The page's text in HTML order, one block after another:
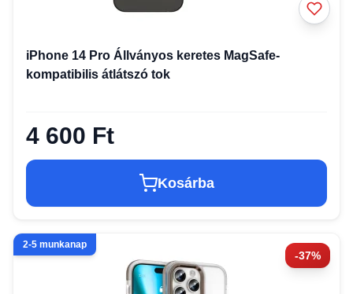
iPhone 14 Pro Állványos keretes MagSafe-
kompatibilis átlátszó tok
4 600 Ft
Kosárba
-37%
2-5 munkanap